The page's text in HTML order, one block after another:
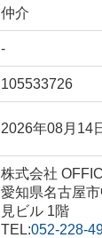
仲介
-
105533726
2026年08月14
株式会社
愛知県名古屋
見ビル 1階
TEL:052-228-